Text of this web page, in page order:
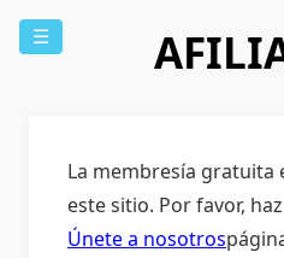
☰
La membresía gratuita
este sitio. Por favor,
Únete a nosotros